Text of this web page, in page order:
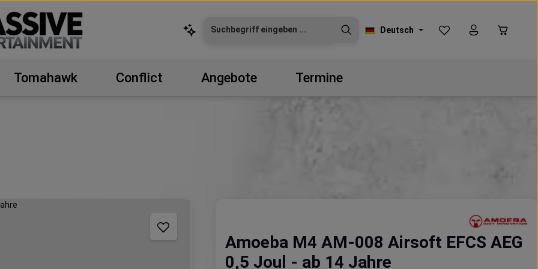
Deutsch
Du hast 0 Produkte
Tomahawk Conflict Angebote Termine
Amoeba M4 AM-008 Airsoft EFCS AEG
0,5 Joul - ab 14 Jahre